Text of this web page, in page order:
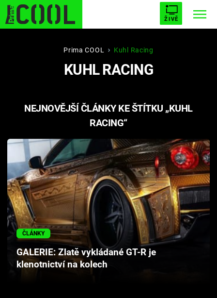
ŽIVĚ
STARHOUSE BUFFY, PŘEMOŽITELKA UPÍRŮ
PLNEJ KOTEL AVENGERS 5
Filmy
Seriály
Hry
Cool Esport
Pořady
Prima COOL Kuhl Racing
KUHL RACING
NEJNOVĚJŠÍ ČLÁNKY KE ŠTÍTKU „KUHL
RACING“
ČLÁNKY
GALERIE: Zlatě vykládané GT-R je
klenotnictví na kolech